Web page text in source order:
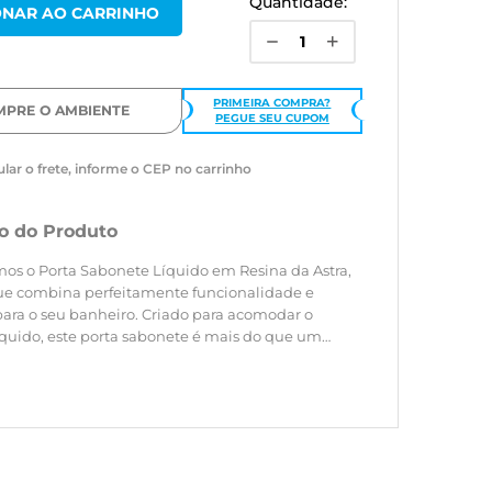
O AMBIENTE
PRIMEIRA COMPRA?
PEGUE SEU CUPOM
o frete, informe o CEP no carrinho
do Produto
o Porta Sabonete Líquido em Resina da Astra,
combina perfeitamente funcionalidade e
o seu banheiro. Criado para acomodar o
este porta sabonete é mais do que um
um toque refinado que transforma a sua rotina